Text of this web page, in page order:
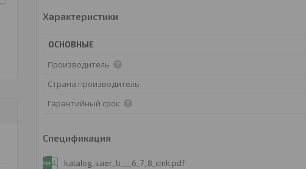
Характеристики
ОСНОВНЫЕ
Производитель
Страна производитель
Гарантийный срок
Спецификация
katalog_saer_b___6_7_8_cmk.pdf